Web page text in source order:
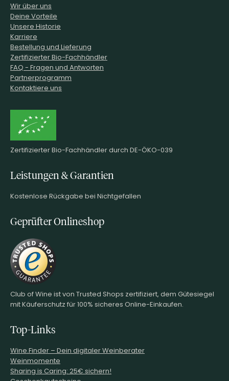
Wir über uns
Deine Vorteile
Unsere Historie
Karriere
Bestellung und Lieferung
Zertifizierter Bio-Fachhändler
FAQ - Fragen und Antworten
Partnerprogramm
Kontaktiere uns
Zertifizierter Bio-Fachhändler durch DE-ÖKO-039
Leistungen & Garantien
Kostenlose Rückgabe bei Nichtgefallen
Geprüfter Onlineshop
Club of Wine ist von Trusted Shops zertifiziert, dem Gütesiegel
mit Käuferschutz für 100% sicheres Online-Einkaufen.
Top-Links
Wine.Finder – Dein digitaler Weinberater
Weinmomente
Sharing is Caring: 25€ sichern!